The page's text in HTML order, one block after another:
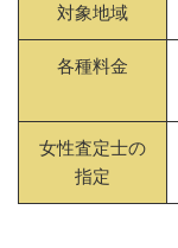
対象地域
各種料金
女性査定士の
指定